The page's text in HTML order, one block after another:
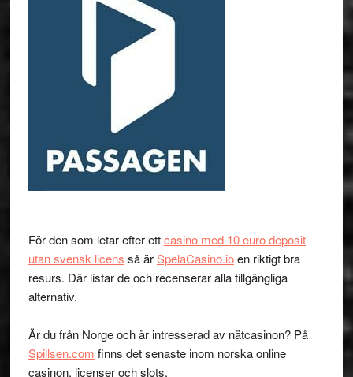
För den som letar efter ettcasino med 10 euro deposit
utan svensk licens så ärSpelaCasino.ioen riktigt bra
resurs. Där listar de och recenserar alla tillgängliga
alternativ.
Är du från Norge och är intresserad av nätcasinon? På
Spillsen.com finns det senaste inom norska online
casinon, licenser och slots.